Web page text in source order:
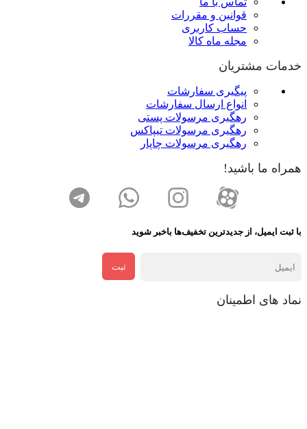
قوانین و مقررات
حساب کاربری
مجله ماه کالا
خدمات مشتریان
پیگیری سفارشات
انواع ارسال سفارشات
رهگیری مرسولات پستی
رهگیری مرسولات تیپاکس
رهگیری مرسولات چاپار
همراه ما باشید!
با ثبت ایمیل، از جدید‌ترین تخفیف‌ها با‌خبر شوید
ثبت
نماد های اطمینان